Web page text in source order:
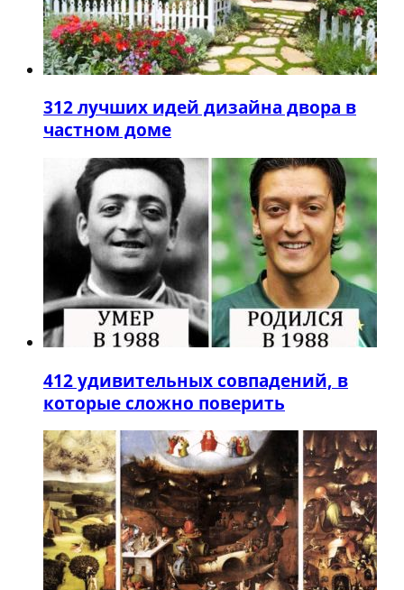
312 лучших идей дизайна двора в
частном доме
412 удивительных совпадений, в
которые сложно поверить